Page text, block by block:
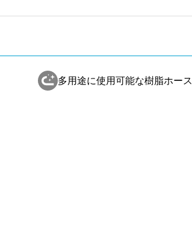
多用途に使用可能な樹脂ホース